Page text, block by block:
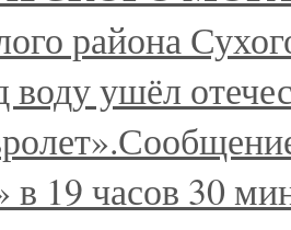
района
воду ушёл
в 19 часов 30